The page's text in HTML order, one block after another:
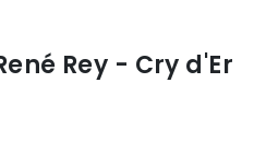
Rey - Cry d'Er